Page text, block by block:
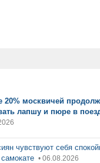
20% москвичей
лапшу и пюре в
чувствуют себя
• 06.08.2026